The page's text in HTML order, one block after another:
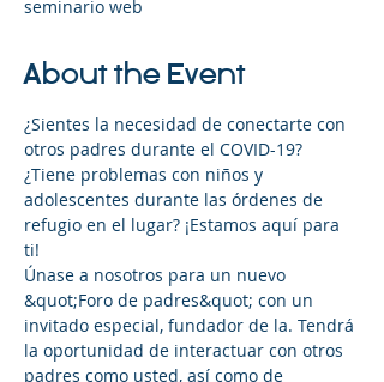
seminario web
About the Event
¿Sientes la necesidad de conectarte con
otros padres durante el COVID-19?
¿Tiene problemas con niños y
adolescentes durante las órdenes de
refugio en el lugar? ¡Estamos aquí para
ti!
Únase a nosotros para un nuevo
&quot;Foro de padres&quot; con un
invitado especial, fundador de la. Tendrá
la oportunidad de interactuar con otros
padres como usted, así como de